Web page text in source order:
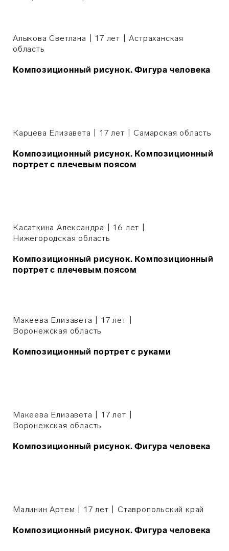
Алыкова Светлана | 17 лет | Астраханская
область
Композиционный рисунок. Фигура человека
Карцева Елизавета | 17 лет | Самарская область
Композиционный рисунок. Композиционный
портрет с плечевым поясом
Касаткина Александра | 16 лет |
Нижегородская область
Композиционный рисунок. Композиционный
портрет с плечевым поясом
Макеева Елизавета | 17 лет |
Воронежская область
Композиционный портрет с руками
Макеева Елизавета | 17 лет |
Воронежская область
Композиционный рисунок. Фигура человека
Малинин Артем | 17 лет | Ставропольский край
Композиционный рисунок. Фигура человека